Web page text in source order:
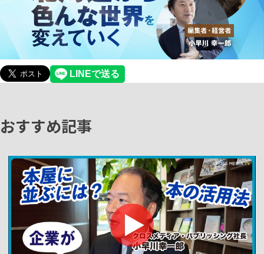
おすすめ記事